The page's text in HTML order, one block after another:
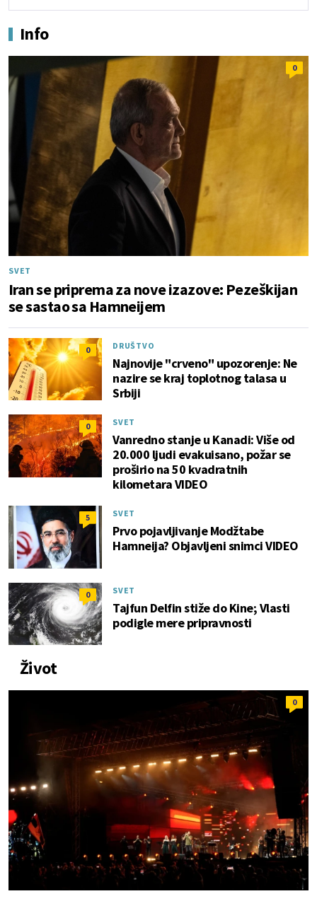
Info
0
SVET
Iran se priprema za nove izazove: Pezeškijan
se sastao sa Hamneijem
0 DRUŠTVO
Najnovije "crveno" upozorenje: Ne
nazire se kraj toplotnog talasa u
Srbiji
0 SVET
Vanredno stanje u Kanadi: Više od
20.000 ljudi evakuisano, požar se
proširio na 50 kvadratnih
kilometara VIDEO
5 SVET
Prvo pojavljivanje Modžtabe
Hamneija? Objavljeni snimci VIDEO
0 SVET
Tajfun Delfin stiže do Kine; Vlasti
podigle mere pripravnosti
Život
0